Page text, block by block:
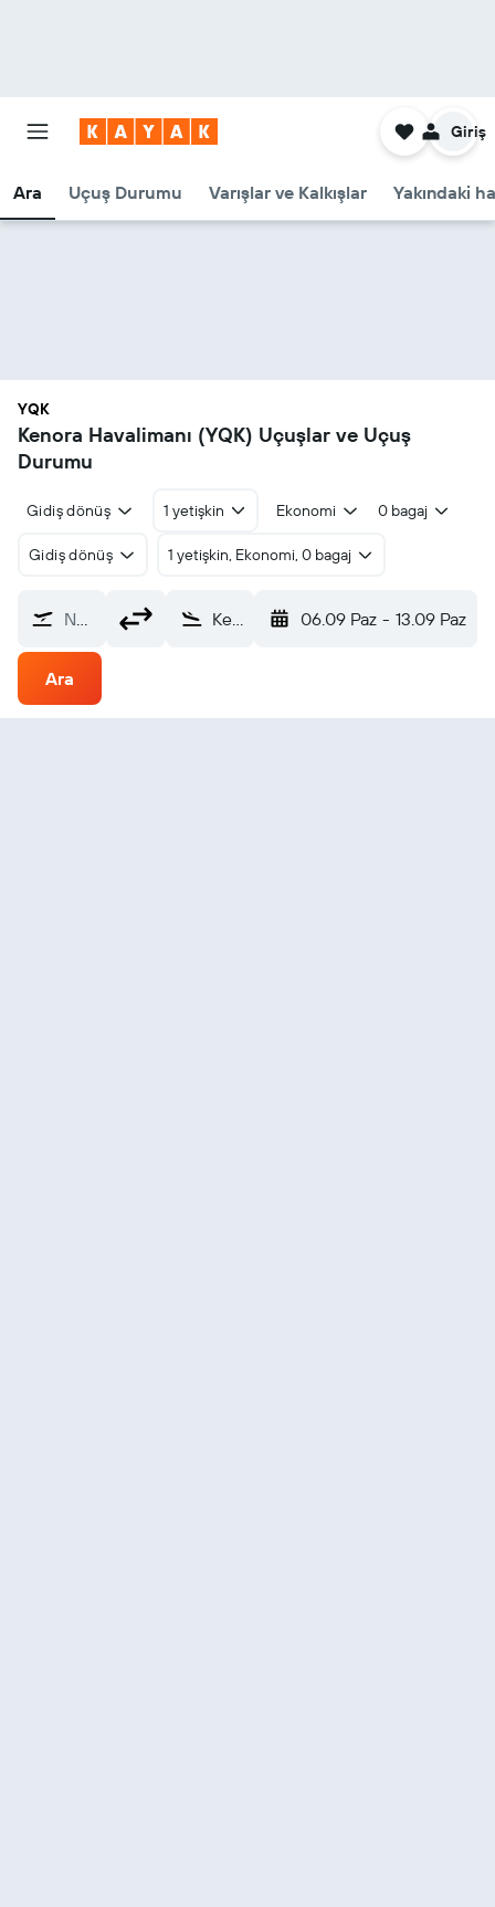
Ara Uçuş Durumu Varışlar ve Kalkışlar Yakındaki
Giriş
YQK
Kenora Havalimanı (YQK) Uçuşlar ve Uçuş
Durumu
Gidiş dönüş 1 yetişkin Ekonomi 0 bagaj
Gidiş dönüş 1 yetişkin, Ekonomi, 0 bagaj
Nereden? Kenora (YQK) 06.09 Paz - 13.09 Paz
Ara